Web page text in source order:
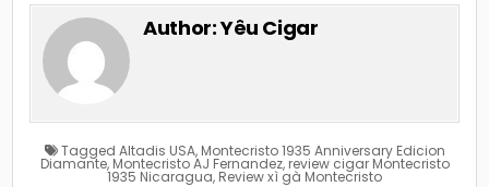
Author:Yêu Cigar
Tagged Altadis USA, Montecristo 1935 Anniversary Edicion
Diamante, Montecristo AJ Fernandez, review cigar Montecristo
1935 Nicaragua, Review xì gà Montecristo